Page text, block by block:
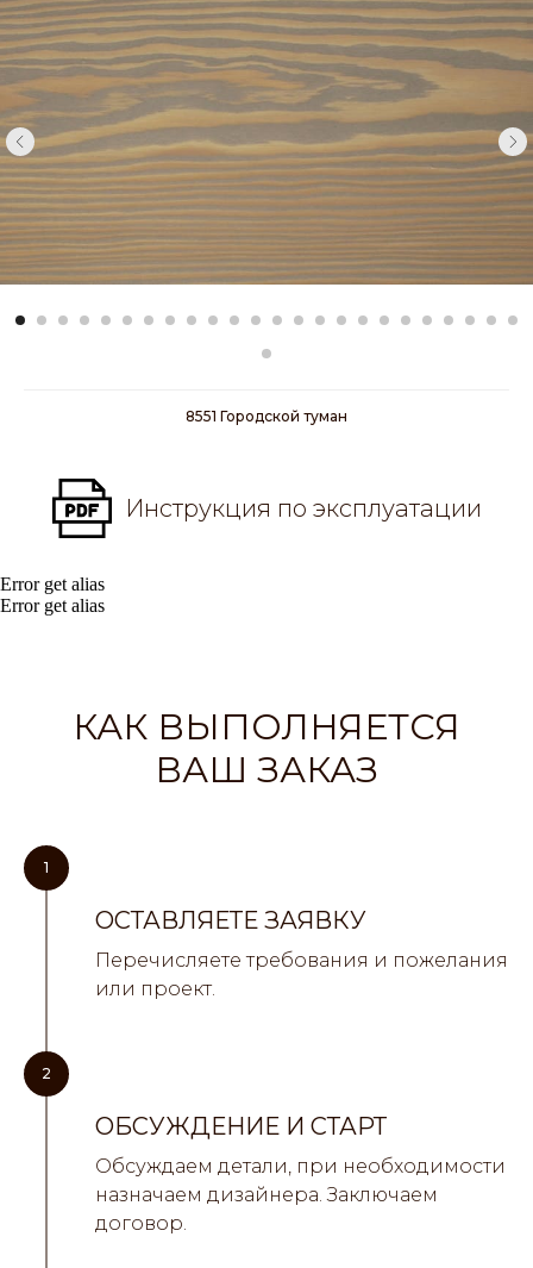
8551 Городской туман
Инструкция по эксплуатации
Error get alias
Error get alias
КАК ВЫПОЛНЯЕТСЯ
ВАШ ЗАКАЗ
1
ОСТАВЛЯЕТЕ ЗАЯВКУ
Перечисляете требования и пожелания
или проект.
2
ОБСУЖДЕНИЕ И СТАРТ
Обсуждаем детали, при необходимости
назначаем дизайнера. Заключаем
договор.